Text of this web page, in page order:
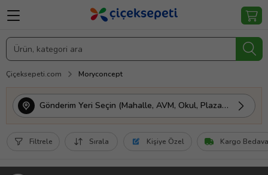
Çiçeksepeti.com Moryconcept
Gönderim Yeri Seçin (Mahalle, AVM, Okul, Plaza vs.)
Filtrele Sırala Kişiye Özel Kargo Bedava